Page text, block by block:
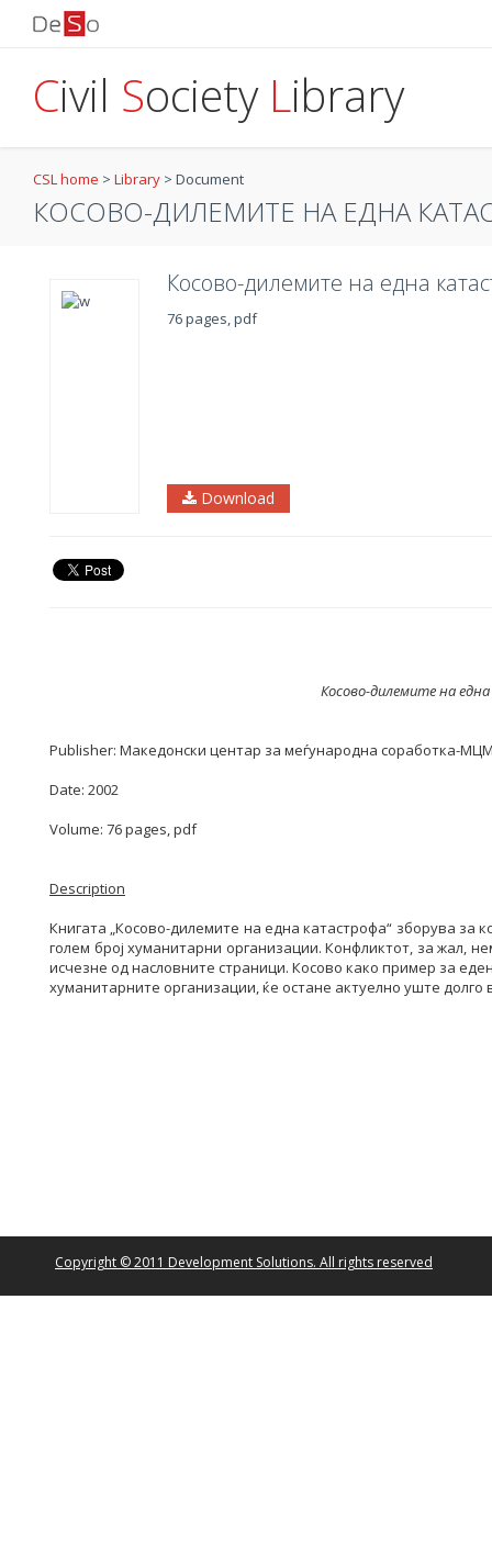
Civil Society Library
CSL home > Library > Document
КОСОВО-ДИЛЕМИТЕ НА ЕДНА
Косово-дилемите на една
76 pages, pdf
Download
Косово-дилемите на
Publisher: Македонски центар за меѓународна соработка-
Date: 2002
Volume: 76 pages, pdf
Description
Книгата „Косово-дилемите на една катастрофа“ зборува за
голем број хуманитарни организации. Конфликтот, за жал,
исчезне од насловните страници. Косово како пример за
хуманитарните организации, ќе остане актуелно уште долго
Copyright © 2011 Development Solutions. All rights reserved